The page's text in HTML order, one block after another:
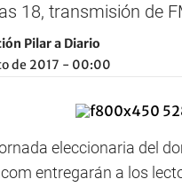
18, transmisión de
Pilar a Diario
de 2017 - 00:00
eleccionaria del
entregarán a los